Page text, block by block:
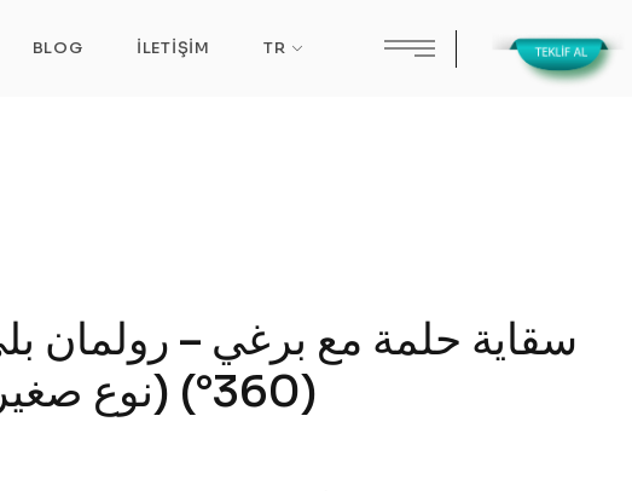
BLOG İLETIŞIM TR
سقاية حلمة مع برغي – رولمان
(360°) (نوع صغير)